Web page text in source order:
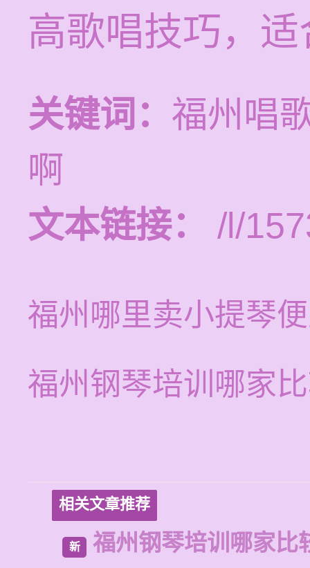
高歌唱技巧，
关键词： 福州唱
啊
文本链接：
/l/
福州哪里卖小提琴
福州钢琴培训哪家
相关文章推荐
新 福州钢琴培训哪家比